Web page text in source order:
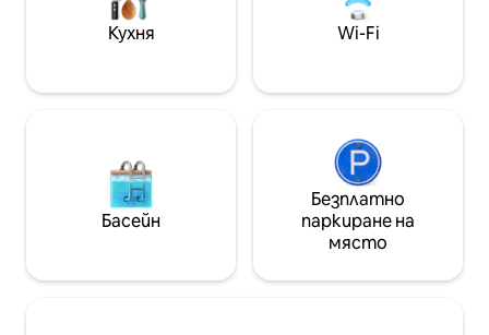
Час за
Кухня Wi-Fi
Басейн
Безплатно
паркиране на
място